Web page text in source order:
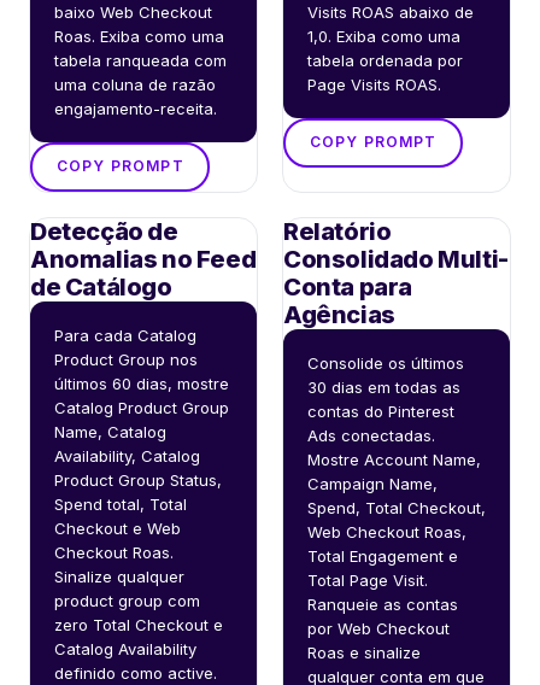
baixo Web Checkout
Roas. Exiba como uma
tabela ranqueada com
uma coluna de razão
engajamento-receita.
COPY PROMPT
Visits ROAS abaixo de
1,0. Exiba como uma
tabela ordenada por
Page Visits ROAS.
COPY PROMPT
Detecção de
Anomalias no Feed
de Catálogo
Para cada Catalog
Product Group nos
últimos 60 dias, mostre
Catalog Product Group
Name, Catalog
Availability, Catalog
Product Group Status,
Spend total, Total
Checkout e Web
Checkout Roas.
Sinalize qualquer
product group com
zero Total Checkout e
Catalog Availability
definido como active.
Relatório
Consolidado Multi-
Conta para
Agências
Consolide os últimos
30 dias em todas as
contas do Pinterest
Ads conectadas.
Mostre Account Name,
Campaign Name,
Spend, Total Checkout,
Web Checkout Roas,
Total Engagement e
Total Page Visit.
Ranqueie as contas
por Web Checkout
Roas e sinalize
qualquer conta em que